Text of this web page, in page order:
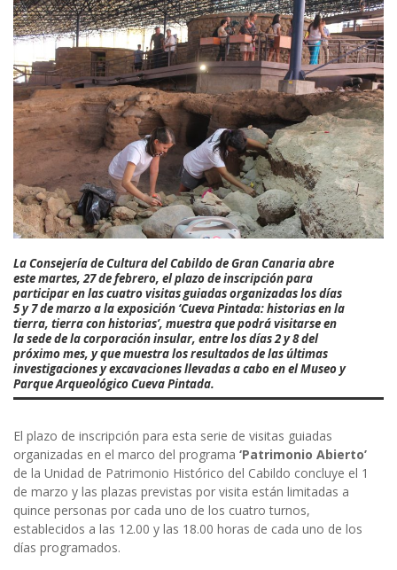
La Consejería de Cultura del Cabildo de Gran Canaria abre
este martes, 27 de febrero, el plazo de inscripción para
participar en las cuatro visitas guiadas organizadas los días
5 y 7 de marzo a la exposición ‘Cueva Pintada: historias en la
tierra, tierra con historias’, muestra que podrá visitarse en
la sede de la corporación insular, entre los días 2 y 8 del
próximo mes, y que muestra los resultados de las últimas
investigaciones y excavaciones llevadas a cabo en el Museo y
Parque Arqueológico Cueva Pintada.
El plazo de inscripción para esta serie de visitas guiadas
organizadas en el marco del programa ‘Patrimonio Abierto’
de la Unidad de Patrimonio Histórico del Cabildo concluye el 1
de marzo y las plazas previstas por visita están limitadas a
quince personas por cada uno de los cuatro turnos,
establecidos a las 12.00 y las 18.00 horas de cada uno de los
días programados.